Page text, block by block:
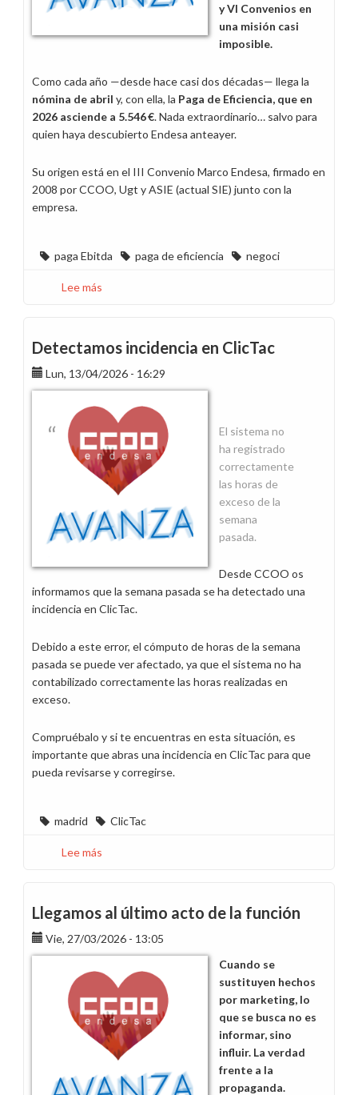
y VI Convenios en
una misión casi
imposible.
Como cada año —desde hace casi dos décadas— llega la
nómina de abril y, con ella, la Paga de Eficiencia, que en
2026 asciende a 5.546 €. Nada extraordinario… salvo para
quien haya descubierto Endesa anteayer.
Su origen está en el III Convenio Marco Endesa, firmado en
2008 por CCOO, Ugt y ASIE (actual SIE) junto con la
empresa.
paga Ebitda paga de eficiencia negoci
Lee más
alegrías
mil
y
en
mayo,
¡quién
sabe
si
tendremos
para
un
sayo!
Detectamos incidencia en ClicTac
Lun, 13/04/2026 - 16:29
El sistema no
ha registrado
correctamente
las horas de
exceso de la
semana
pasada.
Desde CCOO os
informamos que la semana pasada se ha detectado una
incidencia en ClicTac.
Debido a este error, el cómputo de horas de la semana
pasada se puede ver afectado, ya que el sistema no ha
contabilizado correctamente las horas realizadas en
exceso.
Compruébalo y si te encuentras en esta situación, es
importante que abras una incidencia en ClicTac para que
pueda revisarse y corregirse.
madrid ClicTac
Lee más
en
ClicTac
Llegamos al último acto de la función
Vie, 27/03/2026 - 13:05
Cuando se
sustituyen hechos
por marketing, lo
que se busca no es
informar, sino
influir. La verdad
frente a la
propaganda.